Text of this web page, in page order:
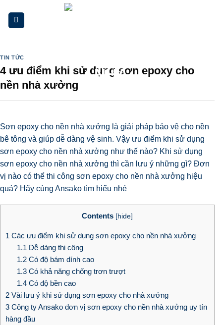
content
TIN TỨC
4 ưu điểm khi sử dụng sơn epoxy cho
nền nhà xưởng
Sơn epoxy cho nền nhà xưởng là giải pháp bảo vệ cho nền
bê tông và giúp dễ dàng vệ sinh. Vậy ưu điểm khi sử dụng
sơn epoxy cho nền nhà xưởng như thế nào? Khi sử dụng
sơn epoxy cho nền nhà xưởng thì cần lưu ý những gì? Đơn
vị nào có thể thi công sơn epoxy cho nền nhà xưởng hiệu
quả? Hãy cùng Ansako tìm hiểu nhé
Contents [hide]
1 Các ưu điểm khi sử dụng sơn epoxy cho nền nhà xưởng
1.1 Dễ dàng thi công
1.2Có độ bám dính cao
1.3Có khả năng chống trơn trượt
1.4Có độ bền cao
2 Vài lưu ý khi sử dụng sơn epoxy cho nhà xưởng
3 Công ty Ansako đơn vị sơn epoxy cho nền nhà xưởng uy tín
hàng đầu